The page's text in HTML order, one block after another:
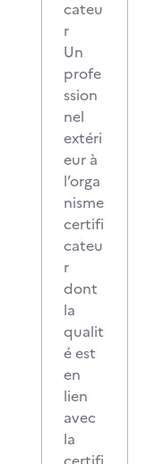
cateu
r
Un
profe
ssion
nel
extéri
eur à
l’orga
nisme
certifi
cateu
r
dont
la
qualit
é est
en
lien
avec
la